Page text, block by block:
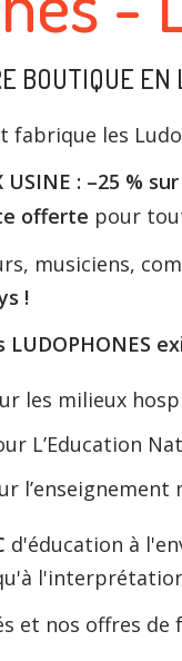
BOUTIQUE EN
fabrique les
: –25 %
offerte pour
musiciens,
!
les milieux
L’Education
d'éducation à
et nos offres